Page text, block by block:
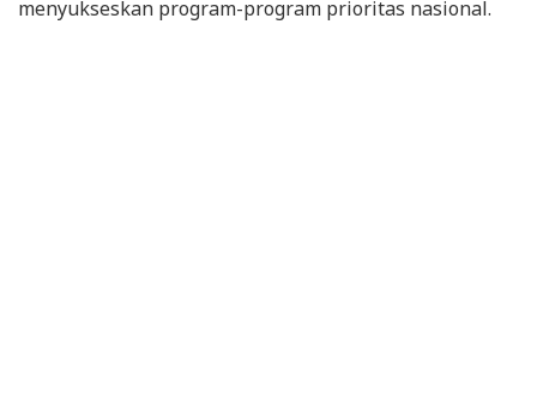
menyukseskan program-program prioritas nasional.